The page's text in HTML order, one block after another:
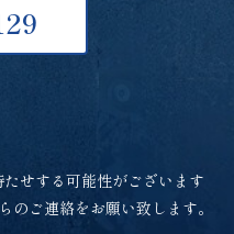
せする可能性がございます
ご連絡をお願い致します。